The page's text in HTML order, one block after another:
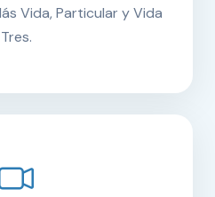
Vida, Particular y Vida
Tres.